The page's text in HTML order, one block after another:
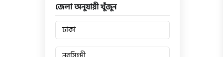
জেলা অনুযায়ী খুঁজুন
ঢাকা